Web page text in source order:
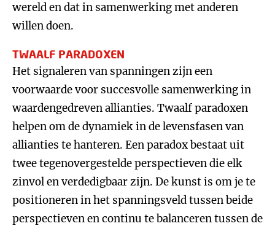
wereld en dat in samenwerking met anderen
willen doen.
TWAALF PARADOXEN
Het signaleren van spanningen zijn een
voorwaarde voor succesvolle samenwerking in
waardengedreven allianties. Twaalf paradoxen
helpen om de dynamiek in de levensfasen van
allianties te hanteren. Een paradox bestaat uit
twee tegenovergestelde perspectieven die elk
zinvol en verdedigbaar zijn. De kunst is om je te
positioneren in het spanningsveld tussen beide
perspectieven en continu te balanceren tussen de